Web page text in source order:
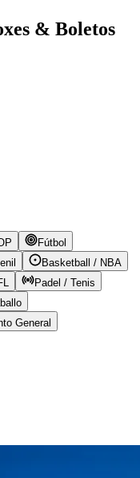
& Boletos
Fútbol
Basketball / NBA
Padel / Tenis
General